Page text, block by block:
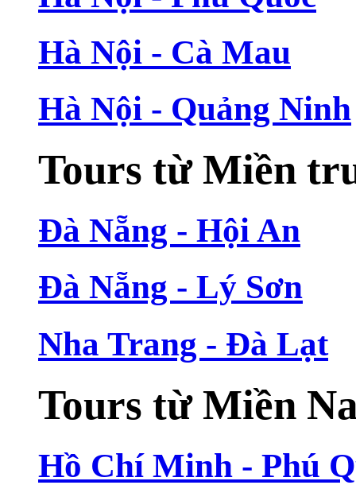
Hà Nội - Cà Mau
Hà Nội - Quảng Ninh
Tours từ Miền
Đà Nẵng - Hội An
Đà Nẵng - Lý Sơn
Nha Trang - Đà Lạt
Tours từ Miền
Hồ Chí Minh - Phú